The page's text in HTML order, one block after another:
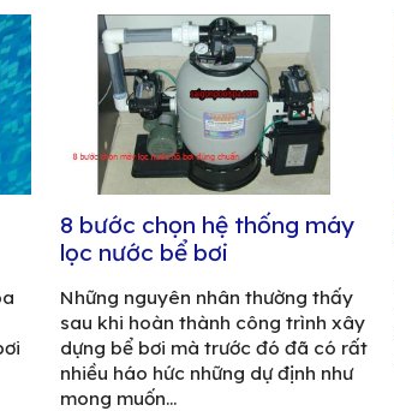
8 bước chọn hệ thống máy
lọc nước bể bơi
Những nguyên nhân thường thấy
sau khi hoàn thành công trình xây
dựng bể bơi mà trước đó đã có rất
nhiều háo hức những dự định như
mong muốn...